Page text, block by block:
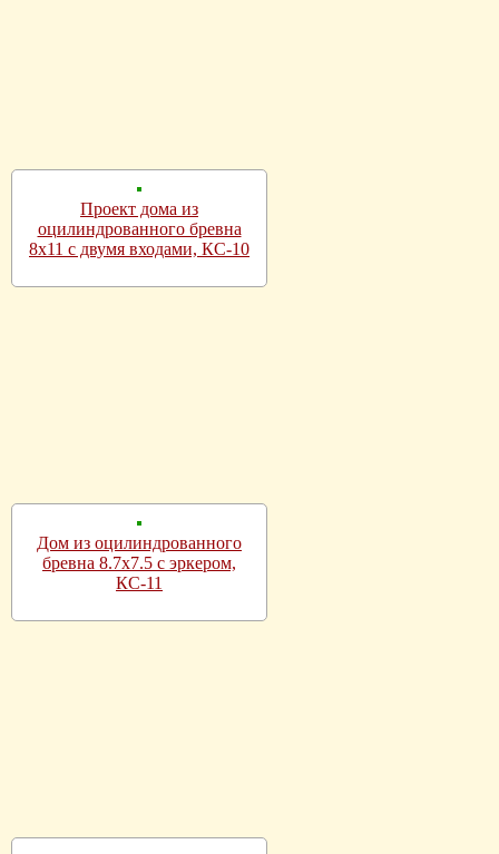
Проект дома из
оцилиндрованного бревна
8х11 с двумя входами, КС-10
Дом из оцилиндрованного
бревна 8.7х7.5 с эркером,
КС-11